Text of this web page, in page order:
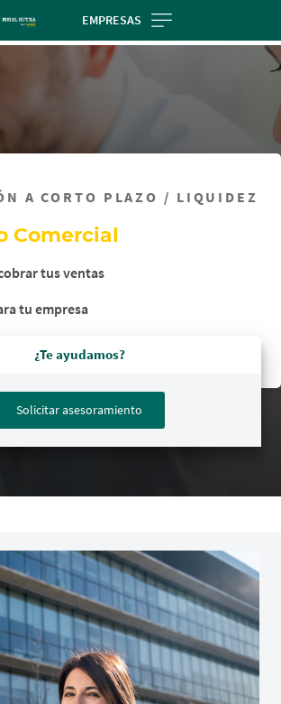
Skip
main
contentt
EMPRESAS
A CORTO PLAZO / LIQUIDEZ
Comercial
tus ventas
tu empresa
a través de ruralvía
¿Te ayudamos?
Solicitar asesoramiento